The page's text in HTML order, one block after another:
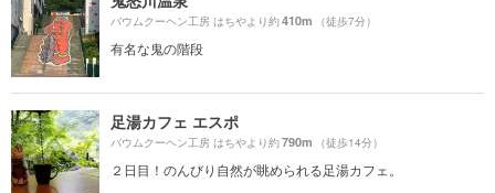
バウムクーヘン工房 はちやより約410m （徒歩7分）
有名な鬼の階段
足湯カフェ エスポ
バウムクーヘン工房 はちやより約790m （徒歩14分）
２日目！のんびり自然が眺められる足湯カフェ。